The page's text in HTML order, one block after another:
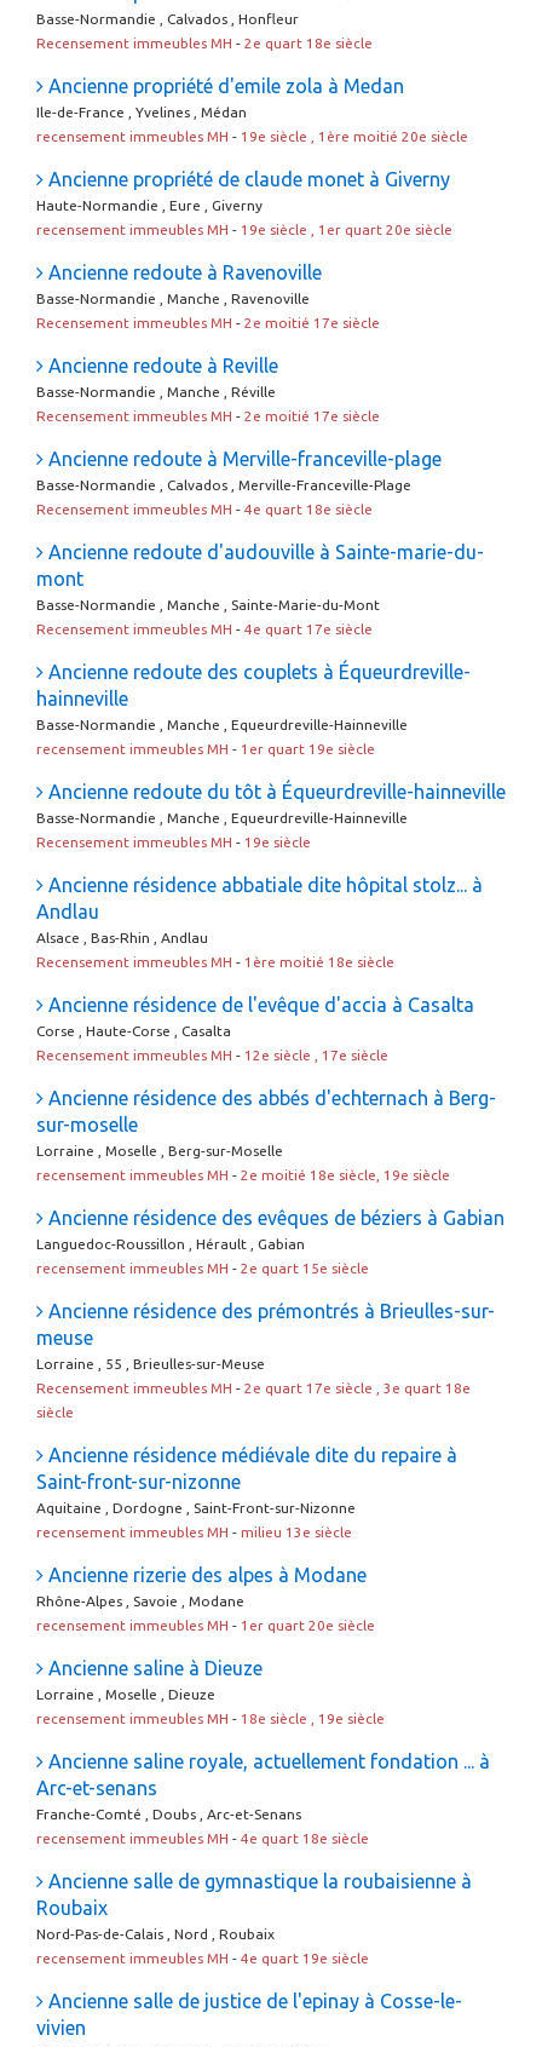
Basse-Normandie , Calvados , Honfleur
Recensement immeubles MH - 2e quart 18e siècle
Ancienne propriété d'emile zola à Medan
Ile-de-France , Yvelines , Médan
recensement immeubles MH - 19e siècle , 1ère moitié 20e siècle
Ancienne propriété de claude monet à Giverny
Haute-Normandie , Eure , Giverny
recensement immeubles MH - 19e siècle , 1er quart 20e siècle
Ancienne redoute à Ravenoville
Basse-Normandie , Manche , Ravenoville
Recensement immeubles MH - 2e moitié 17e siècle
Ancienne redoute à Reville
Basse-Normandie , Manche , Réville
Recensement immeubles MH - 2e moitié 17e siècle
Ancienne redoute à Merville-franceville-plage
Basse-Normandie , Calvados , Merville-Franceville-Plage
Recensement immeubles MH - 4e quart 18e siècle
Ancienne redoute d'audouville à Sainte-marie-du-
mont
Basse-Normandie , Manche , Sainte-Marie-du-Mont
Recensement immeubles MH - 4e quart 17e siècle
Ancienne redoute des couplets à Équeurdreville-
hainneville
Basse-Normandie , Manche , Equeurdreville-Hainneville
recensement immeubles MH - 1er quart 19e siècle
Ancienne redoute du tôt à Équeurdreville-hainneville
Basse-Normandie , Manche , Equeurdreville-Hainneville
Recensement immeubles MH - 19e siècle
Ancienne résidence abbatiale dite hôpital stolz... à
Andlau
Alsace , Bas-Rhin , Andlau
Recensement immeubles MH - 1ère moitié 18e siècle
Ancienne résidence de l'evêque d'accia à Casalta
Corse , Haute-Corse , Casalta
Recensement immeubles MH - 12e siècle , 17e siècle
Ancienne résidence des abbés d'echternach à Berg-
sur-moselle
Lorraine , Moselle , Berg-sur-Moselle
recensement immeubles MH - 2e moitié 18e siècle, 19e siècle
Ancienne résidence des evêques de béziers à Gabian
Languedoc-Roussillon , Hérault , Gabian
recensement immeubles MH - 2e quart 15e siècle
Ancienne résidence des prémontrés à Brieulles-sur-
meuse
Lorraine , 55 , Brieulles-sur-Meuse
Recensement immeubles MH - 2e quart 17e siècle , 3e quart 18e
siècle
Ancienne résidence médiévale dite du repaire à
Saint-front-sur-nizonne
Aquitaine , Dordogne , Saint-Front-sur-Nizonne
recensement immeubles MH - milieu 13e siècle
Ancienne rizerie des alpes à Modane
Rhône-Alpes , Savoie , Modane
recensement immeubles MH - 1er quart 20e siècle
Ancienne saline à Dieuze
Lorraine , Moselle , Dieuze
recensement immeubles MH - 18e siècle , 19e siècle
Ancienne saline royale, actuellement fondation ... à
Arc-et-senans
Franche-Comté , Doubs , Arc-et-Senans
recensement immeubles MH - 4e quart 18e siècle
Ancienne salle de gymnastique la roubaisienne à
Roubaix
Nord-Pas-de-Calais , Nord , Roubaix
recensement immeubles MH - 4e quart 19e siècle
Ancienne salle de justice de l'epinay à Cosse-le-
vivien